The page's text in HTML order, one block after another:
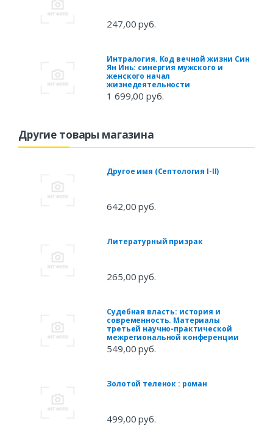
247,00 руб.
Интралогия. Код вечной жизни Син
Ян Инь: синергия мужского и
женского начал
жизнедеятельности
1 699,00 руб.
Другие товары магазина
Другое имя (Септология I-II)
642,00 руб.
Литературный призрак
265,00 руб.
Судебная власть: история и
современность. Материалы
третьей научно-практической
межрегиональной конференции
549,00 руб.
Золотой теленок : роман
499,00 руб.